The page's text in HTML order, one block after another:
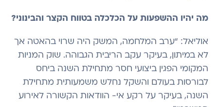
מה יהיו ההשפעות על הכלכלה בטווח הקצר והבינוני?
אוליאל: “ערב המלחמה, המשק היה שרוי בהאטה אך
לא במיתון, בעיקר עקב הריבית הגבוהה. שוק המניות
המקומי הפגין ביצועי חסר מתחילת השנה ביחס
לבורסות בעולם והשקל נחלש משמעותית מתחילת
השנה, בעיקר על רקע אי- הוודאות הקשורה לאירוע